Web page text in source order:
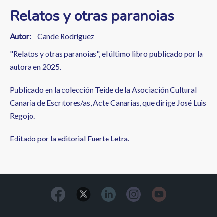
Relatos y otras paranoias
Autor
Cande Rodríguez
"Relatos y otras paranoias", el último libro publicado por la
autora en 2025.
Publicado en la colección Teide de la Asociación Cultural
Canaria de Escritores/as, Acte Canarias, que dirige José Luis
Regojo.
Editado por la editorial Fuerte Letra.